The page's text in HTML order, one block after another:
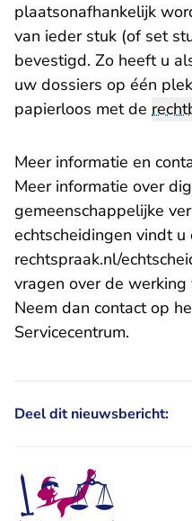
plaatsonafhankelijk
van ieder stuk (of set
bevestigd. Zo heeft u
uw dossiers op één
papierloos met de
Meer informatie en
Meer informatie over
gemeenschappelijke
echtscheidingen vindt
rechtspraak.nl/
vragen over de
Neem dan contact op
Servicecentrum.
Deel dit nieuwsbericht: